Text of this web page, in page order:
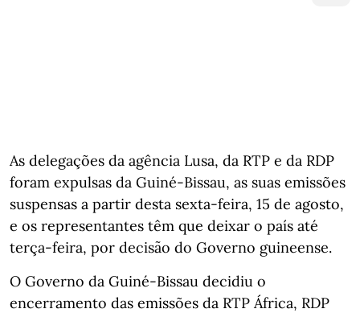
As delegações da agência Lusa, da RTP e da RDP
foram expulsas da Guiné-Bissau, as suas emissões
suspensas a partir desta sexta-feira, 15 de agosto,
e os representantes têm que deixar o país até
terça-feira, por decisão do Governo guineense.
O Governo da Guiné-Bissau decidiu o
encerramento das emissões da RTP África, RDP